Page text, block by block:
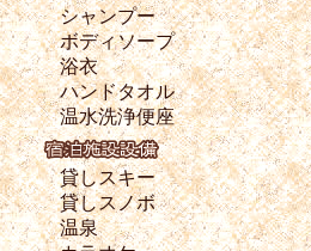
シャンプー
ボディソープ
浴衣
ハンドタオル
温水洗浄便座
貸しスキー
貸しスノボ
温泉